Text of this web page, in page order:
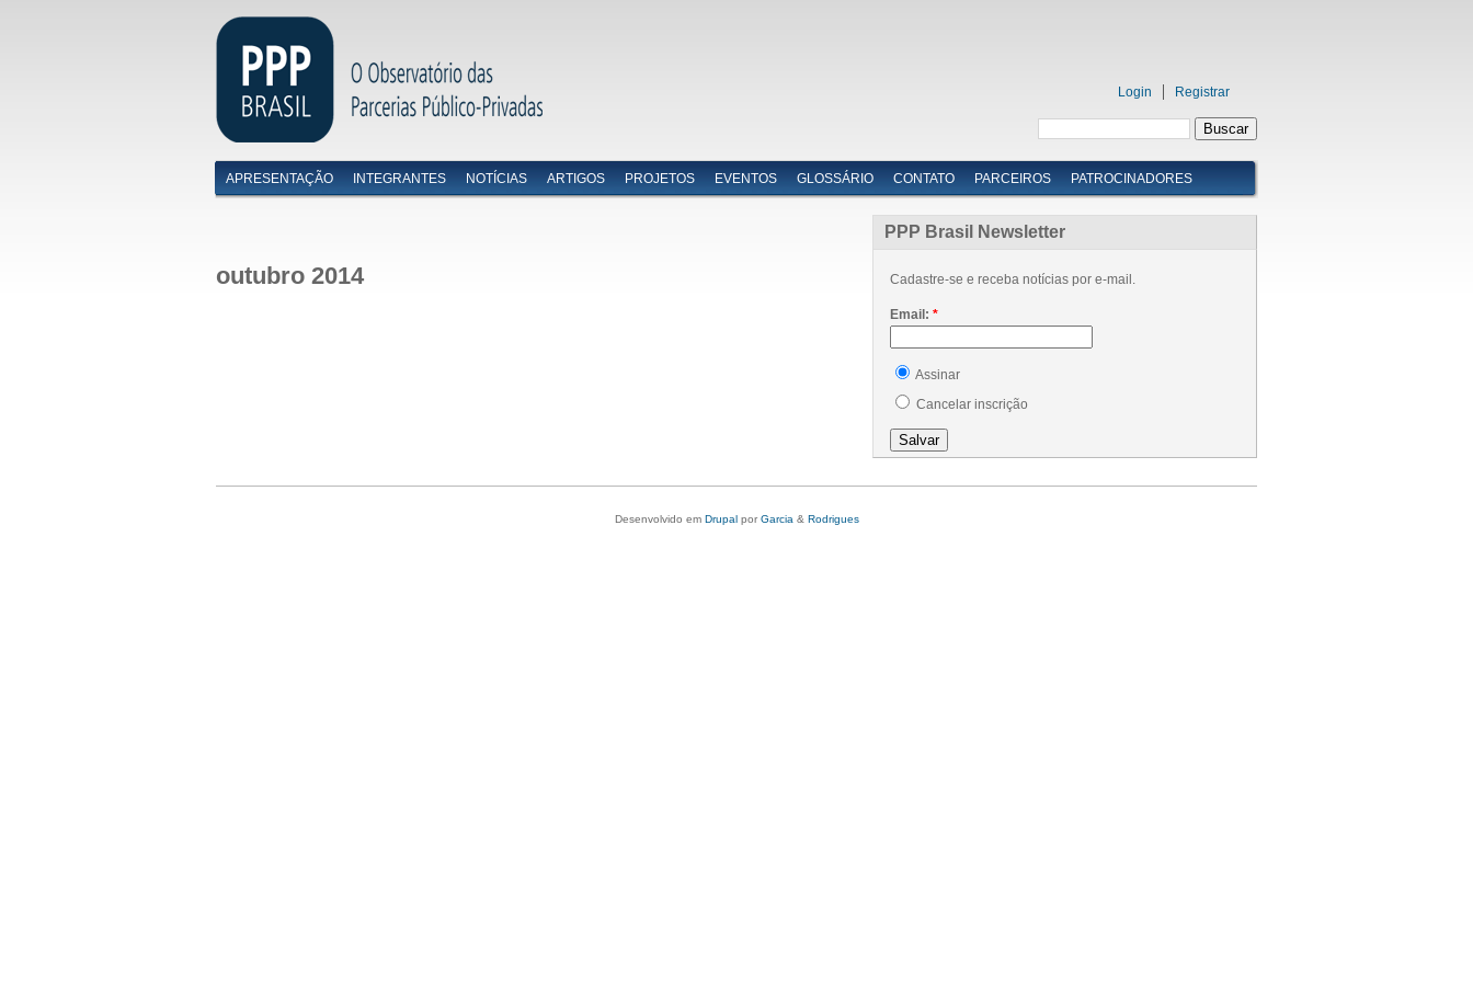
Login Registrar
Menu primário
APRESENTAÇÃO INTEGRANTES NOTÍCIAS ARTIGOS PROJETOS EVENTOS GLOSSÁRIO CONTATO PARCEIROS PATROCINADORES
outubro 2014
PPP Brasil Newsletter
Cadastre-se e receba notícias por e-mail.
Email: *
Assinar
Cancelar inscrição
Desenvolvido em Drupalpor Garcia & Rodrigues